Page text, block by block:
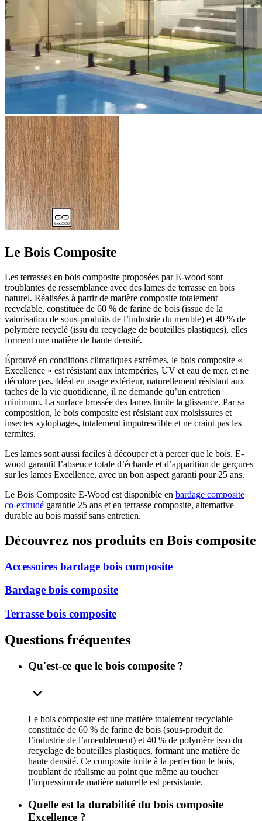
Le Bois Composite
Les terrasses en bois composite proposées par E-wood sont
troublantes de ressemblance avec des lames de terrasse en bois
naturel. Réalisées à partir de matière composite totalement
recyclable, constituée de 60 % de farine de bois (issue de la
valorisation de sous-produits de l’industrie du meuble) et 40 % de
polymère recyclé (issu du recyclage de bouteilles plastiques), elles
forment une matière de haute densité.
Éprouvé en conditions climatiques extrêmes, le bois composite «
Excellence » est résistant aux intempéries, UV et eau de mer, et ne
décolore pas. Idéal en usage extérieur, naturellement résistant aux
taches de la vie quotidienne, il ne demande qu’un entretien
minimum. La surface brossée des lames limite la glissance. Par sa
composition, le bois composite est résistant aux moisissures et
insectes xylophages, totalement imputrescible et ne craint pas les
termites.
Les lames sont aussi faciles à découper et à percer que le bois. E-
wood garantit l’absence totale d’écharde et d’apparition de gerçures
sur les lames Excellence, avec un bon aspect garanti pour 25 ans.
Le Bois Composite E-Wood est disponible en bardage composite
co-extrudé garantie 25 ans et en terrasse composite, alternative
durable au bois massif sans entretien.
Découvrez nos produits en Bois composite
Accessoires bardage bois composite
Bardage bois composite
Terrasse bois composite
Questions fréquentes
Qu'est-ce que le bois composite ?
Le bois composite est une matière totalement recyclable
constituée de 60 % de farine de bois (sous-produit de
l’industrie de l’ameublement) et 40 % de polymère issu du
recyclage de bouteilles plastiques, formant une matière de
haute densité. Ce composite imite à la perfection le bois,
troublant de réalisme au point que même au toucher
l’impression de matière naturelle est persistante.
Quelle est la durabilité du bois composite
Excellence ?